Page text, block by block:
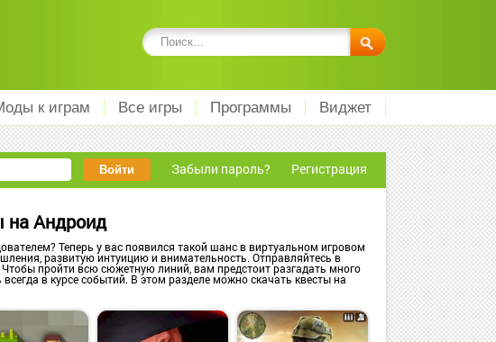
к играм Все игры Программы Виджет
Забыли пароль? Регистрация
на Андроид
Теперь у вас появился такой шанс в виртуальном игровом
развитую интуицию и внимательность. Отправляйтесь в
пройти всю сюжетную линий, вам предстоит разгадать много
в курсе событий. В этом разделе можно скачать квесты на